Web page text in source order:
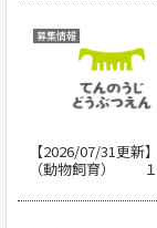
募集情報
【2026/07/31更新
（動物飼育） １